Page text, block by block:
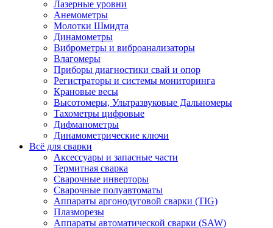
Лазерные уровни
Анемометры
Молотки Шмидта
Динамометры
Виброметры и виброанализаторы
Влагомеры
Приборы диагностики свай и опор
Регистраторы и системы мониторинга
Крановые весы
Высотомеры, Ультразвуковые Дальномеры
Тахометры цифровые
Дифманометры
Динамометрические ключи
Всё для сварки
Аксессуары и запасные части
Термитная сварка
Сварочные инверторы
Сварочные полуавтоматы
Аппараты аргонодуговой сварки (TIG)
Плазморезы
Аппараты автоматической сварки (SAW)